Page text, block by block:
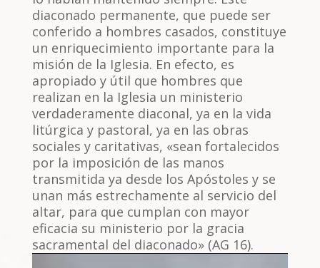
diaconado permanente, que puede ser
conferido a hombres casados, constituye
un enriquecimiento importante para la
misión de la Iglesia. En efecto, es
apropiado y útil que hombres que
realizan en la Iglesia un ministerio
verdaderamente diaconal, ya en la vida
litúrgica y pastoral, ya en las obras
sociales y caritativas, «sean fortalecidos
por la imposición de las manos
transmitida ya desde los Apóstoles y se
unan más estrechamente al servicio del
altar, para que cumplan con mayor
eficacia su ministerio por la gracia
sacramental del diaconado» (AG 16).